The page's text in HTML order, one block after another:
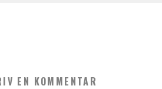
EN KOMMENTAR